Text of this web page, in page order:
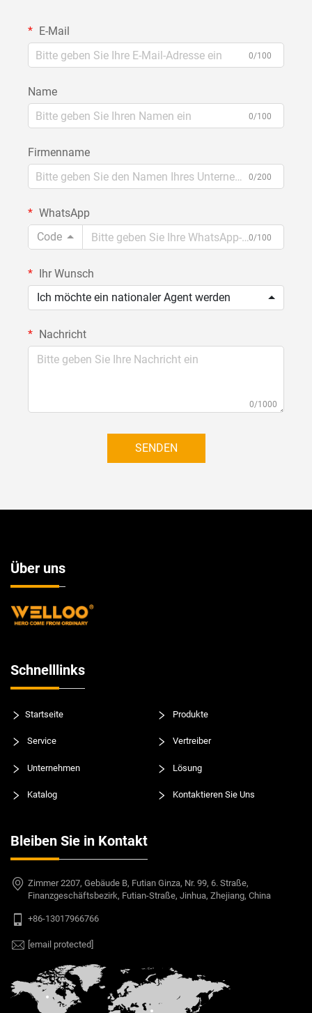
E-Mail
0/100
Name
0/100
Firmenname
0/200
WhatsApp
Code
0/100
Ihr Wunsch
Ich möchte ein nationaler Agent werden
Nachricht
0/1000
SENDEN
Über uns
Schnelllinks
Startseite Produkte
Service Vertreiber
Unternehmen Lösung
Katalog Kontaktieren Sie Uns
Bleiben Sie in Kontakt
Zimmer 2207, Gebäude B, Futian Ginza, Nr. 99, 6. Straße,
Finanzgeschäftsbezirk, Futian-Straße, Jinhua, Zhejiang, China
+86-13017966766
[email protected]